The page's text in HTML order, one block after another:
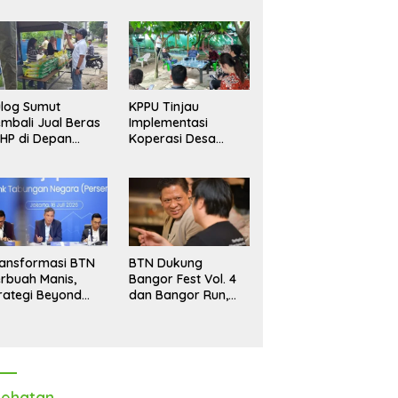
Sumut
Jual Beras
di Depan
Akhir Tahun
KPPU Tinjau
Implementasi
Koperasi Desa
BTN
Manis,
Beyond
BTN Dukung
Bangor Fest Vol. 4
dan Bangor Run,